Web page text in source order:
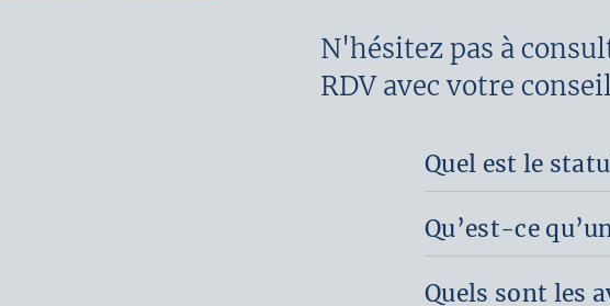
N'hésitez pas à
RDV avec votre
Quel est le
Qu’est-ce
Quels sont les